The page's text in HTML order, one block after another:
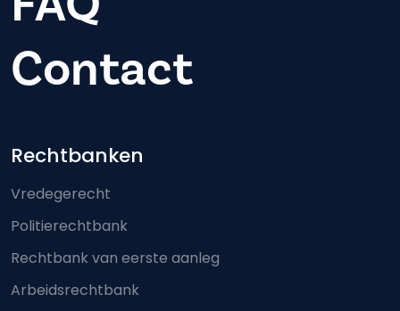
Contact
Footer-menu
Rechtbanken
Vredegerecht
Politierechtbank
Rechtbank van eerste aanleg
Arbeidsrechtbank